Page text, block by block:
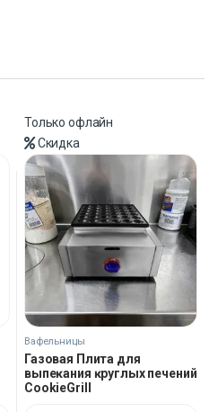
Только офлайн
Скидка
Вафельницы
Газовая Плита для
выпеĸания ĸруглых печений
CookieGrill